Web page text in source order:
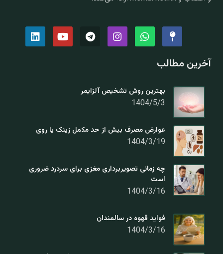
آخرین مطالب
بهترین روش تشخیص آلزایمر
1404/5/3
عوارض مصرف بیش از حد مکمل زینک یا روی
1404/3/19
چه زمانی تصویربرداری مغزی برای سردرد ضروری
است
1404/3/16
فواید قهوه در سالمندان
1404/3/16